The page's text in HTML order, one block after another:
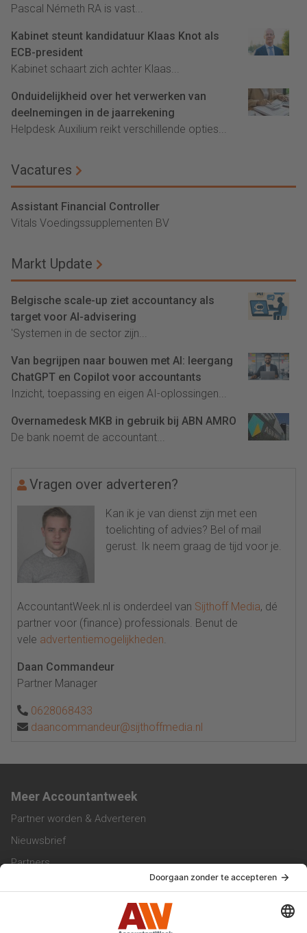
Pascal Németh RA is vast...
Kabinet steunt kandidatuur Klaas Knot als
ECB-president
Kabinet schaart zich achter Klaas...
Onduidelijkheid over het verwerken van
deelnemingen in de jaarrekening
Helpdesk Auxilium reikt verschillende opties...
Vacatures
Assistant Financial Controller
Vitals Voedingssupplementen BV
Markt Update
Belgische scale-up ziet accountancy als
target voor AI-advisering
'Systemen in de sector zijn...
Van begrijpen naar bouwen met AI: leergang
ChatGPT en Copilot voor accountants
Inzicht, toepassing en eigen AI-oplossingen...
Overnamedesk MKB in gebruik bij ABN AMRO
De bank noemt de accountant...
Vragen over adverteren?
Kan ik je van dienst zijn met een
toelichting of advies? Bel of mail
gerust. Ik neem graag de tijd voor je.
AccountantWeek.nl is onderdeel van Sijthoff Media, dé
partner voor (finance) professionals. Benut de
vele advertentiemogelijkheden.
Daan Commandeur
Partner Manager
0628068433
daancommandeur@sijthoffmedia.nl
Meer Accountantweek
Partner worden & Adverteren
Nieuwsbrief
Partners